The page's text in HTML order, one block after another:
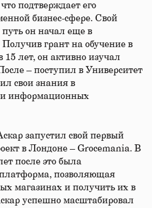
подтверждает его
бизнес-сфере. Свой
он начал еще в
Получив грант на обучение в
лет, он активно изучал
– поступил в Университет
свои знания в
и информационных
запустил свой первый
в Лондоне – Grocemania. В
после это была
позволяющая
магазинах и получить их в
успешно масштабировал